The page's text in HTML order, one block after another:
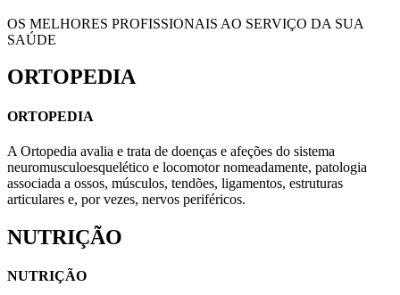
OS MELHORES PROFISSIONAIS AO SERVIÇO DA SUA
SAÚDE
ORTOPEDIA
ORTOPEDIA
A Ortopedia avalia e trata de doenças e afeções do sistema
neuromusculoesquelético e locomotor nomeadamente, patologia
associada a ossos, músculos, tendões, ligamentos, estruturas
articulares e, por vezes, nervos periféricos.
NUTRIÇÃO
NUTRIÇÃO